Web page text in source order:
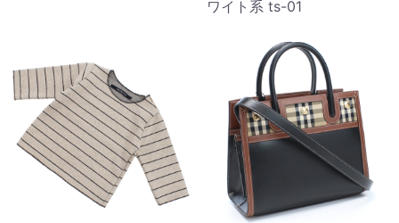
ワイト系 ts-01